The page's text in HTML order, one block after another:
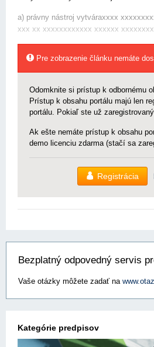
a) právny nástroj vytváraxxxx
xxx xx xxxxxxxxxxxx xxxxxx
Pre zobrazenie článku nemáte
Odomknite si prístup k odbornému
Prístup k obsahu portálu majú len
portálu. Pokiaľ ste už
Ak ešte nemáte prístup k obsahu
demo licenciu zdarma (stačí sa
Registrácia
Bezplatný odpovedný servis
Vaše otázky môžete zadať na
Kategórie predpisov